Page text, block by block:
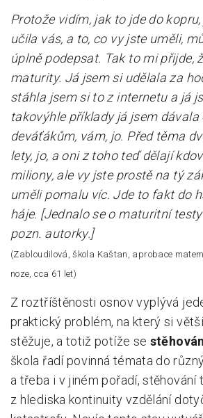
Protože vidím, jak to jde do
učila vás, a to, co vy jste uměli,
úplně podepsat. Tak to mi přijde,
maturity. Já jsem si udělala za
stáhla jsem si to z internetu a já
takovýhle příklady já jsem dávala
deváťákům, vám, jo. Před těma
lety, jo, a oni z toho teď dělají
miliony, ale vy jste prostě na tý
uměli pomalu víc. Jde to fakt do
háje. [Jednalo se o maturitní
pozn. autorky.]
(Zabloudilová, škola Kaštan, aprobace
noze, cca 61 let)
Z roztříštěnosti osnov vyplývá
praktický problém, na který si
stěžuje, a totiž potíže se
škola řadí povinná témata do
a třeba i v jiném pořadí, stěhování
z hlediska kontinuity vzdělání